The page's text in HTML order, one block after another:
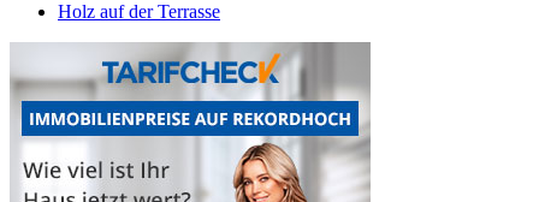
Holz auf der Terrasse